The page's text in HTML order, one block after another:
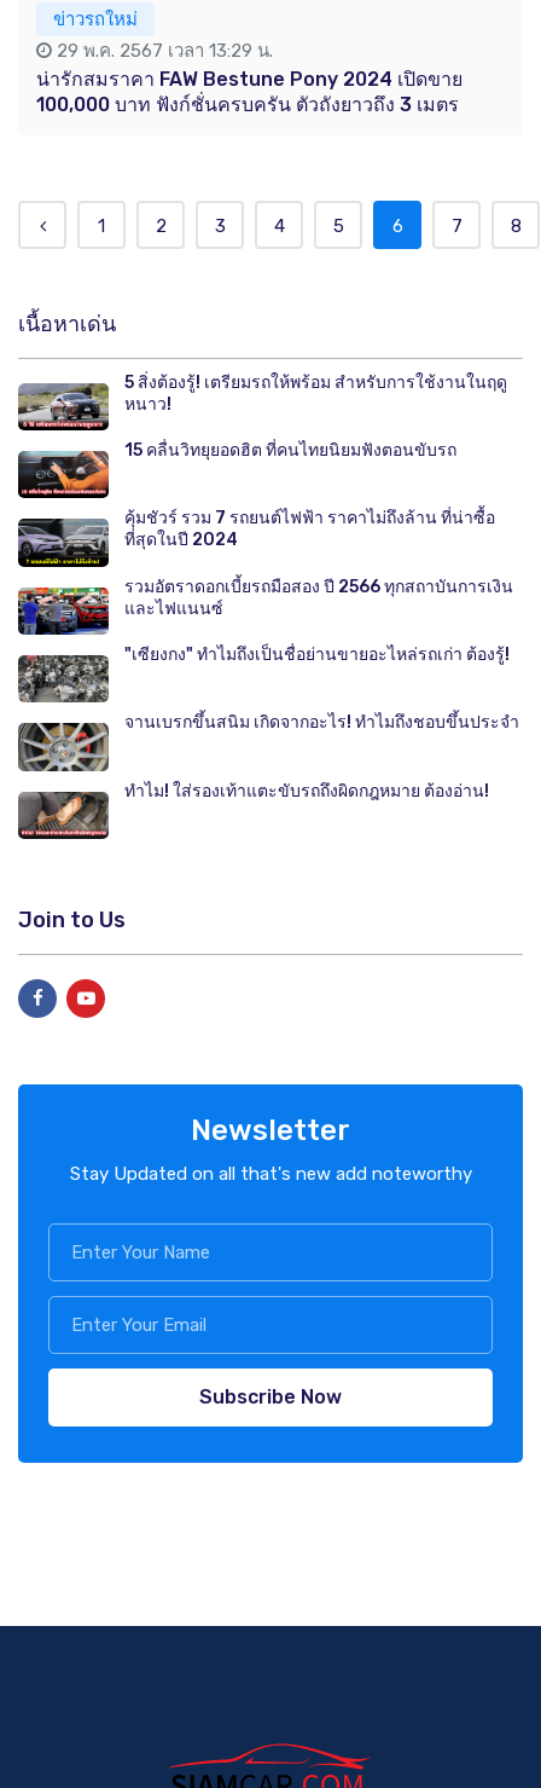
ข่าวรถใหม่
29 พ.ค. 2567 เวลา 13:29 น.
น่ารักสมราคา FAW Bestune Pony 2024 เปิดขาย
100,000 บาท ฟังก์ชั่นครบครัน ตัวถังยาวถึง 3 เมตร
1 2 3 4 5 6 7 8
เนื้อหาเด่น
5 สิ่งต้องรู้! เตรียมรถให้พร้อม สำหรับการใช้งานในฤดู
หนาว!
15 คลื่นวิทยุยอดฮิต ที่คนไทยนิยมฟังตอนขับรถ
คุ้มชัวร์ รวม 7 รถยนต์ไฟฟ้า ราคาไม่ถึงล้าน ที่น่าซื้อ
ที่สุดในปี 2024
รวมอัตราดอกเบี้ยรถมือสอง ปี 2566 ทุกสถาบันการเงิน
และไฟแนนซ์
"เซียงกง" ทำไมถึงเป็นชื่อย่านขายอะไหล่รถเก่า ต้องรู้!
จานเบรกขึ้นสนิม เกิดจากอะไร! ทำไมถึงชอบขึ้นประจำ
ทำไม! ใส่รองเท้าแตะขับรถถึงผิดกฎหมาย ต้องอ่าน!
Join to Us
Newsletter
Stay Updated on all that's new add noteworthy
Subscribe Now